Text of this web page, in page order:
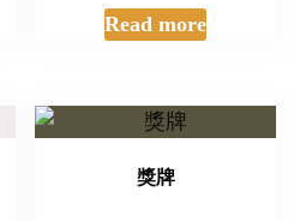
Read more
獎牌